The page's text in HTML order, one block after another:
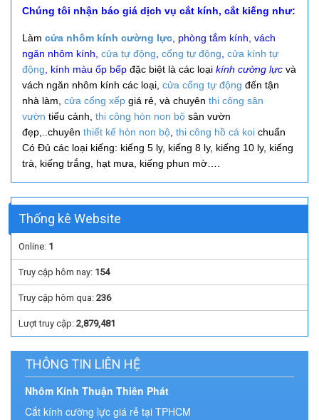
Chúng tôi nhận báo giá dịch vụ cắt kính, cắt kiếng như:
Làm cửa nhôm kính cường lực , phòng tắm kính, vách
ngăn nhôm kính, cửa tự động cổng tự động cửa kính tự
động , kính màu ốp bếp đặc biệt là các loại kính cường lực và
vách ngăn nhôm kính các loại, cửa cổng tự động đến tận
nhà làm, cửa cổng xếp giá rẻ, và chuyên thi công sân
vườn tiểu cảnh, thi công hòn non bộ sân vườn
đẹp,.. chuyên thiết kế hòn non bộ thi công hồ cá koi chuẩn
Có Đủ các loại kiếng: kiếng 5 ly, kiếng 8 ly, kiếng 10 ly, kiếng
trà, kiếng trắng, hạt mưa, kiếng phun mờ….
Thống kê Website
Online: 1
Truy cập hôm nay: 154
Truy cập hôm qua: 236
Lượt truy cập: 2,879,481
THÔNG TIN LIÊN HỆ
Nhôm Kính Thuận Thiên Phát
Cắt kính cường lực giá rẻ tại TPHCM